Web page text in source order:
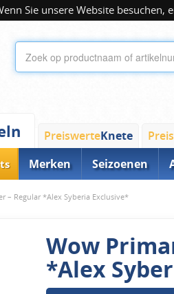
Sie unsere Website
PreiswerteKnete
Merken Seizoenen
– Regular *Alex Syberia Exclusive*
Wow
*Alex